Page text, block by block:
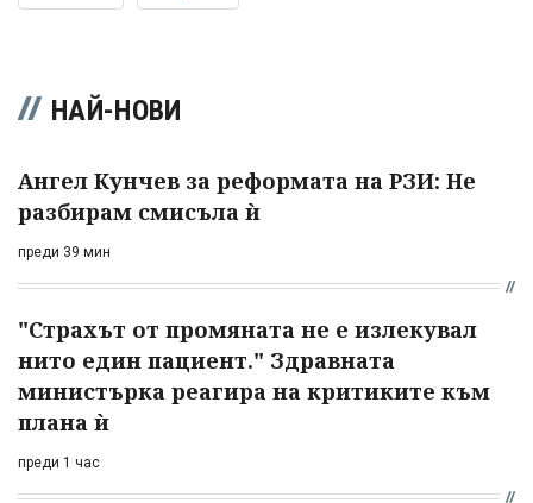
НАЙ-НОВИ
Ангел Кунчев за реформата на РЗИ: Не
разбирам смисъла ѝ
преди 39 мин
"Страхът от промяната не е излекувал
нито един пациент." Здравната
министърка реагира на критиките към
плана ѝ
преди 1 час